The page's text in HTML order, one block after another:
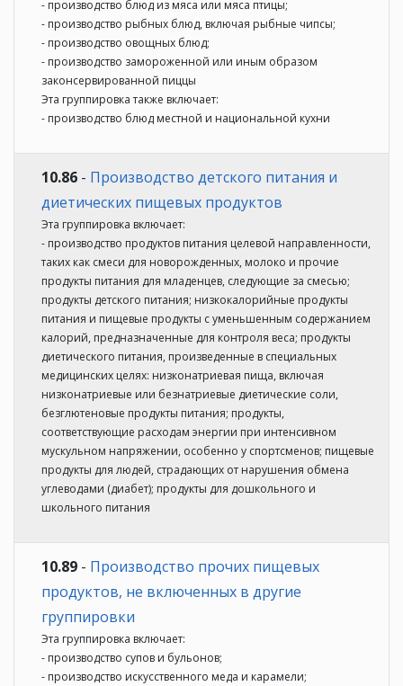
- производство блюд из мяса или мяса птицы;
- производство рыбных блюд, включая рыбные чипсы;
- производство овощных блюд;
- производство замороженной или иным образом
законсервированной пиццы
Эта группировка также включает:
- производство блюд местной и национальной кухни
10.86 - Производство детского питания и
диетических пищевых продуктов
Эта группировка включает:
- производство продуктов питания целевой направленности,
таких как смеси для новорожденных, молоко и прочие
продукты питания для младенцев, следующие за смесью;
продукты детского питания; низкокалорийные продукты
питания и пищевые продукты с уменьшенным содержанием
калорий, предназначенные для контроля веса; продукты
диетического питания, произведенные в специальных
медицинских целях: низконатриевая пища, включая
низконатриевые или безнатриевые диетические соли,
безглютеновые продукты питания; продукты,
соответствующие расходам энергии при интенсивном
мускульном напряжении, особенно у спортсменов; пищевые
продукты для людей, страдающих от нарушения обмена
углеводами (диабет); продукты для дошкольного и
школьного питания
10.89 - Производство прочих пищевых
продуктов, не включенных в другие
группировки
Эта группировка включает:
- производство супов и бульонов;
- производство искусственного меда и карамели;